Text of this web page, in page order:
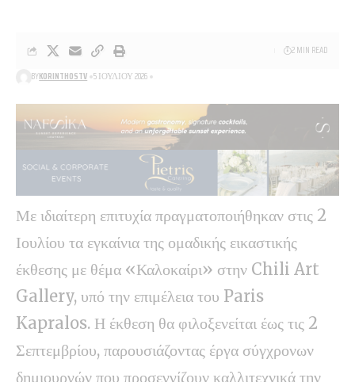
BYKORINTHOSTV 5 ΙΟΥΛΊΟΥ 2026
2 MIN READ
Με ιδιαίτερη επιτυχία πραγματοποιήθηκαν στις 2
Ιουλίου τα εγκαίνια της ομαδικής εικαστικής
έκθεσης με θέμα «Καλοκαίρι» στην Chili Art
Gallery, υπό την επιμέλεια του Paris
Kapralos. Η έκθεση θα φιλοξενείται έως τις 2
Σεπτεμβρίου, παρουσιάζοντας έργα σύγχρονων
δημιουργών που προσεγγίζουν καλλιτεχνικά την